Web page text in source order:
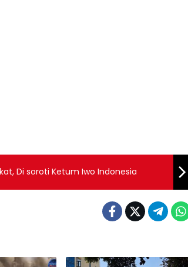
Di soroti Ketum Iwo Indonesia